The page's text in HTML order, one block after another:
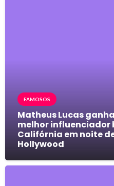
FAMOSOS
Matheus Lucas
melhor influenciador
Califórnia em noite
Hollywood